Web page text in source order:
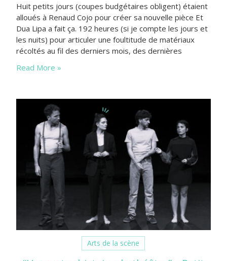
Huit petits jours (coupes budgétaires obligent) étaient
alloués à Renaud Cojo pour créer sa nouvelle pièce Et
Dua Lipa a fait ça. 192 heures (si je compte les jours et
les nuits) pour articuler une foultitude de matériaux
récoltés au fil des derniers mois, des dernières
éclatante. Retour sur deux heures de…
Read More »
Arts de la scène